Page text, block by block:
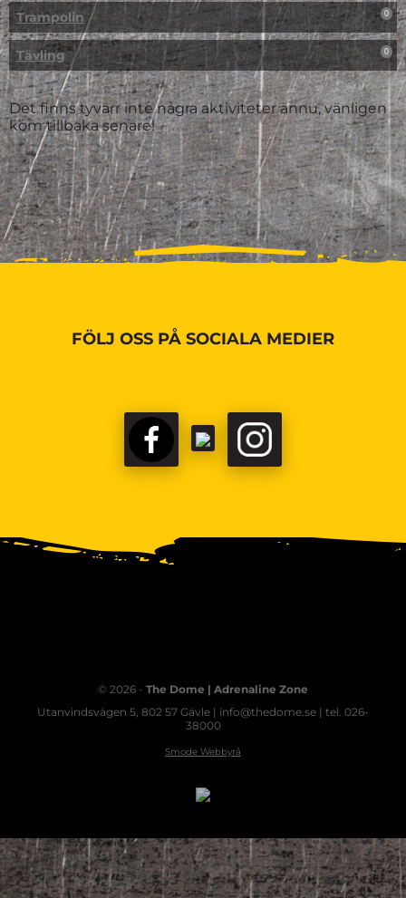
Trampolin 0
Tävling 0
Det finns tyvärr inte några aktiviteter ännu, vänligen
kom tillbaka senare!
FÖLJ OSS PÅ SOCIALA MEDIER
© 2026 - The Dome | Adrenaline Zone
Utanvindsvägen 5, 802 57 Gävle | info@thedome.se | tel. 026-
38000
Smode Webbyrå